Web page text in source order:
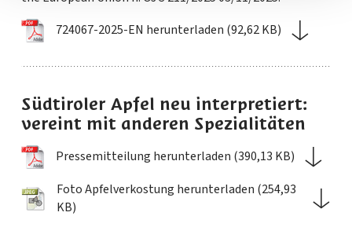
724067-2025-EN herunterladen (92,62 KB)
Südtiroler Apfel neu interpretiert:
vereint mit anderen Spezialitäten
Pressemitteilung herunterladen (390,13 KB)
Foto Apfelverkostung herunterladen (254,93
KB)